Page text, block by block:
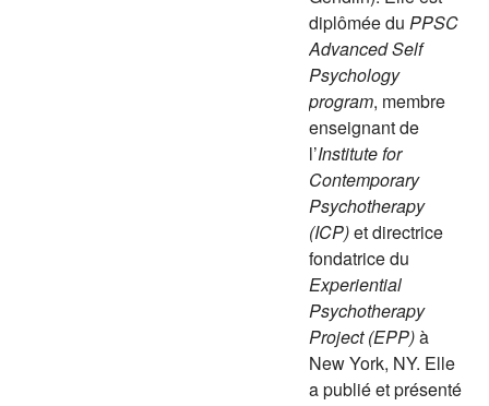
diplômée du PPSC
Advanced Self
Psychology
program, membre
enseignant de
l’Institute for
Contemporary
Psychotherapy
(ICP)et directrice
fondatrice du
Experiential
Psychotherapy
Project (EPP)à
New York, NY. Elle
a publié et présenté